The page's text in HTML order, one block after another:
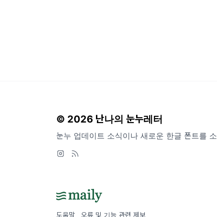
© 2026 난나의 눈누레터
눈누 업데이트 소식이나 새로운 한글 폰트를
도움말 오류 및 기능 관련 제보